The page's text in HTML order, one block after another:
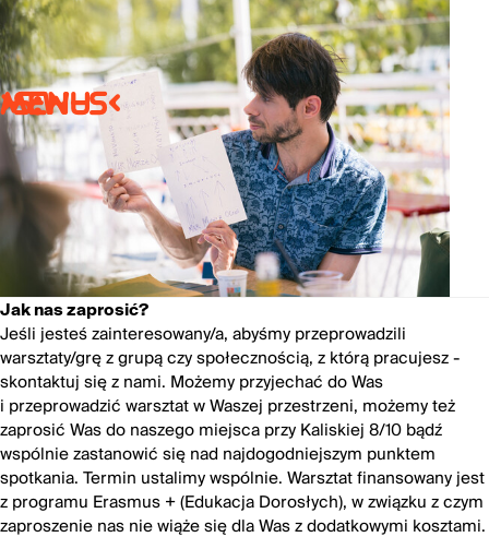
>S:W-S<
MENU
Jak nas zaprosić?
Jeśli jesteś zainteresowany/a, abyśmy przeprowadzili
warsztaty/grę z grupą czy społecznością, z którą pracujesz -
skontaktuj się z nami. Możemy przyjechać do Was
i przeprowadzić warsztat w Waszej przestrzeni, możemy też
zaprosić Was do naszego miejsca przy Kaliskiej 8/10 bądź
wspólnie zastanowić się nad najdogodniejszym punktem
spotkania. Termin ustalimy wspólnie. Warsztat finansowany jest
z programu Erasmus + (Edukacja Dorosłych), w związku z czym
zaproszenie nas nie wiąże się dla Was z dodatkowymi kosztami.